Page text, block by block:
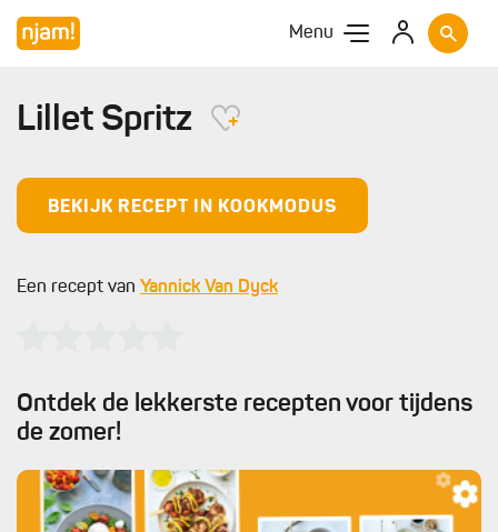
Menu
Lillet Spritz
BEKIJK RECEPT IN KOOKMODUS
Een recept van Yannick Van Dyck
Ontdek de lekkerste recepten voor tijdens
de zomer!